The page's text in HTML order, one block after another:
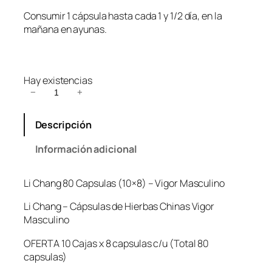
Consumir 1 cápsula hasta cada 1 y 1/2 día, en la
mañana en ayunas.
Hay existencias
h
8
0
C
a
p
s
− +
Descripción
Información adicional
Li Chang 80 Capsulas (10×8) – Vigor Masculino
Li Chang – Cápsulas de Hierbas Chinas Vigor
Masculino
OFERTA 10 Cajas x 8 capsulas c/u (Total 80
capsulas)